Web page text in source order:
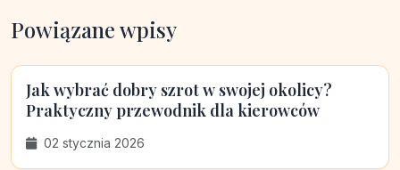
Powiązane wpisy
Jak wybrać dobry szrot w swojej okolicy?
Praktyczny przewodnik dla kierowców
02 stycznia 2026